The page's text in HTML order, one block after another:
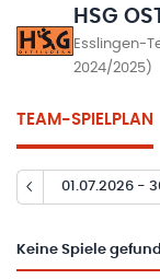
HSG
Esslingen-
2024/2025)
TEAM-SPIELPLAN
01.07.2026 -
Keine Spiele